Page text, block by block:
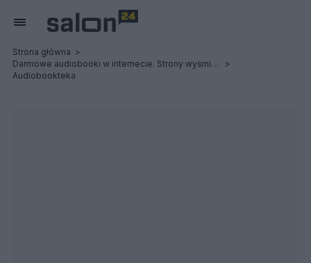
Strona główna
Darmowe audiobooki w internecie. Strony wyśmienite, dobre i przyzwoite
Audiobookteka